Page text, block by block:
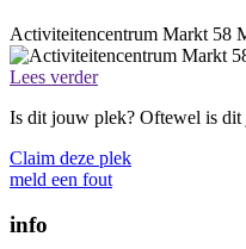
Activiteitencentrum Markt 58
Lees verder
Is dit jouw plek? Oftewel is dit
Claim deze plek
meld een fout
info